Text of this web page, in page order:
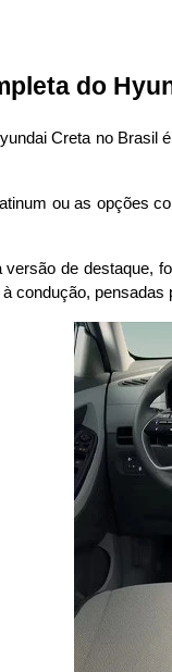
do
Creta no Brasil
ou as opções
de destaque,
condução,